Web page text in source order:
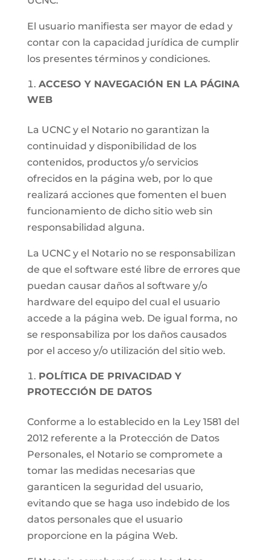
El usuario manifiesta ser mayor de edad y
contar con la capacidad jurídica de cumplir
los presentes términos y condiciones.
ACCESO Y NAVEGACIÓN EN LA PÁGINA
WEB
La UCNC y el Notario no garantizan la
continuidad y disponibilidad de los
contenidos, productos y/o servicios
ofrecidos en la página web, por lo que
realizará acciones que fomenten el buen
funcionamiento de dicho sitio web sin
responsabilidad alguna.
La UCNC y el Notario no se responsabilizan
de que el software esté libre de errores que
puedan causar daños al software y/o
hardware del equipo del cual el usuario
accede a la página web. De igual forma, no
se responsabiliza por los daños causados
por el acceso y/o utilización del sitio web.
POLÍTICA DE PRIVACIDAD Y
PROTECCIÓN DE DATOS
Conforme a lo establecido en la Ley 1581 del
2012 referente a la Protección de Datos
Personales, el Notario se compromete a
tomar las medidas necesarias que
garanticen la seguridad del usuario,
evitando que se haga uso indebido de los
datos personales que el usuario
proporcione en la página Web.